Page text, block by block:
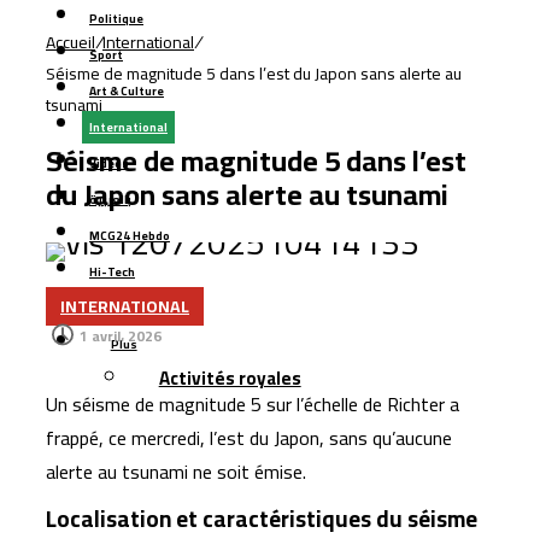
à 35 %
LabelVie lève 500 millions de dirhams via une émission
obligataire pour financer sa croissance
TGCC décroche le marché de reconstruction du stade
Tessema à Casablanca pour 1,8 milliard de dirhams
Casablanca : l’aéroport Mohammed V raccordé à la LGV
Cap Holding renforce sa présence dans
l’agroalimentaire avec l’acquisition de Forafric Maroc
Les ventes de voitures dépassent 152.000 unités au
Maroc, portées par les modèles électriques et les
marques chinoises
Le Maroc se classe 106ᵉ au monde dans l’indice
mondial de résidence 2026
satellites marocains près du détroit de Gibraltar
Politique
Sport
Art & Culture
International
Vidéos
بالعربية
MCG24 Hebdo
Hi-Tech
Contact
Plus
Activités royales
Accueil/International/
Séisme de magnitude 5 dans l’est du Japon sans alerte au
tsunami
Séisme de magnitude 5 dans l’est
du Japon sans alerte au tsunami
INTERNATIONAL
1 avril، 2026
Un séisme de magnitude 5 sur l’échelle de Richter a
frappé, ce mercredi, l’est duJapon, sans qu’aucune
alerte au tsunami ne soit émise.
Localisation et caractéristiques du séisme